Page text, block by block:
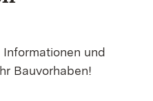
und
Bauvorhaben!